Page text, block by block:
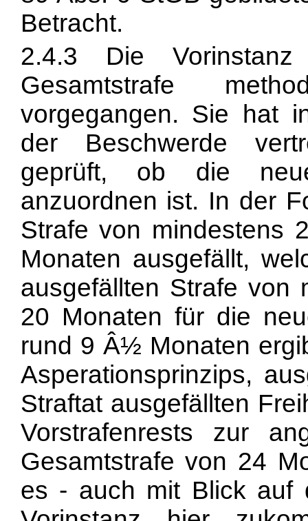
Betracht.
2.4.3 Die
Gesamtstrafe
vorgegangen. Sie hat
der Beschwerde
geprüft, ob die
anzuordnen ist. In der
Strafe von mindestens
Monaten ausgefällt,
ausgefällten Strafe von
20 Monaten für die
rund 9 Â½ Monaten
Asperationsprinzips,
Straftat ausgefällten
Vorstrafenrests zur
Gesamtstrafe von 24
es - auch mit Blick auf